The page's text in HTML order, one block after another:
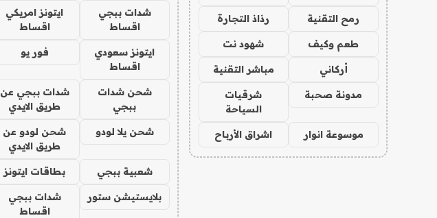
رمح التقنية رذاذ التجارة
طعم وكيف شهود نت
أركاني مباشر التقنية
مدونة صحبة
شرقيات
السياحة
موسوعة انوار اشراق الأرباح
شدات ببجي
اقساط
ايتونز امريكي
اقساط
ايتونز سعودي
اقساط
فور يو
شحن شدات
ببجي
شدات ببجي عن
طريق الايدي
شحن يلا لودو
شحن لودو عن
طريق الايدي
شعبية ببجي بطاقات ايتونز
بلايستيشن ستور
شدات ببجي
اقساط